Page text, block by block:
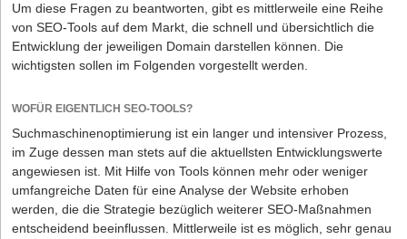
Um diese Fragen zu beantworten, gibt es mittlerweile eine Reihe
von SEO-Tools auf dem Markt, die schnell und übersichtlich die
Entwicklung der jeweiligen Domain darstellen können. Die
wichtigsten sollen im Folgenden vorgestellt werden.
WOFÜR EIGENTLICH SEO-TOOLS?
Suchmaschinenoptimierung ist ein langer und intensiver Prozess,
im Zuge dessen man stets auf die aktuellsten Entwicklungswerte
angewiesen ist. Mit Hilfe von Tools können mehr oder weniger
umfangreiche Daten für eine Analyse der Website erhoben
werden, die die Strategie bezüglich weiterer SEO-Maßnahmen
entscheidend beeinflussen. Mittlerweile ist es möglich, sehr genau